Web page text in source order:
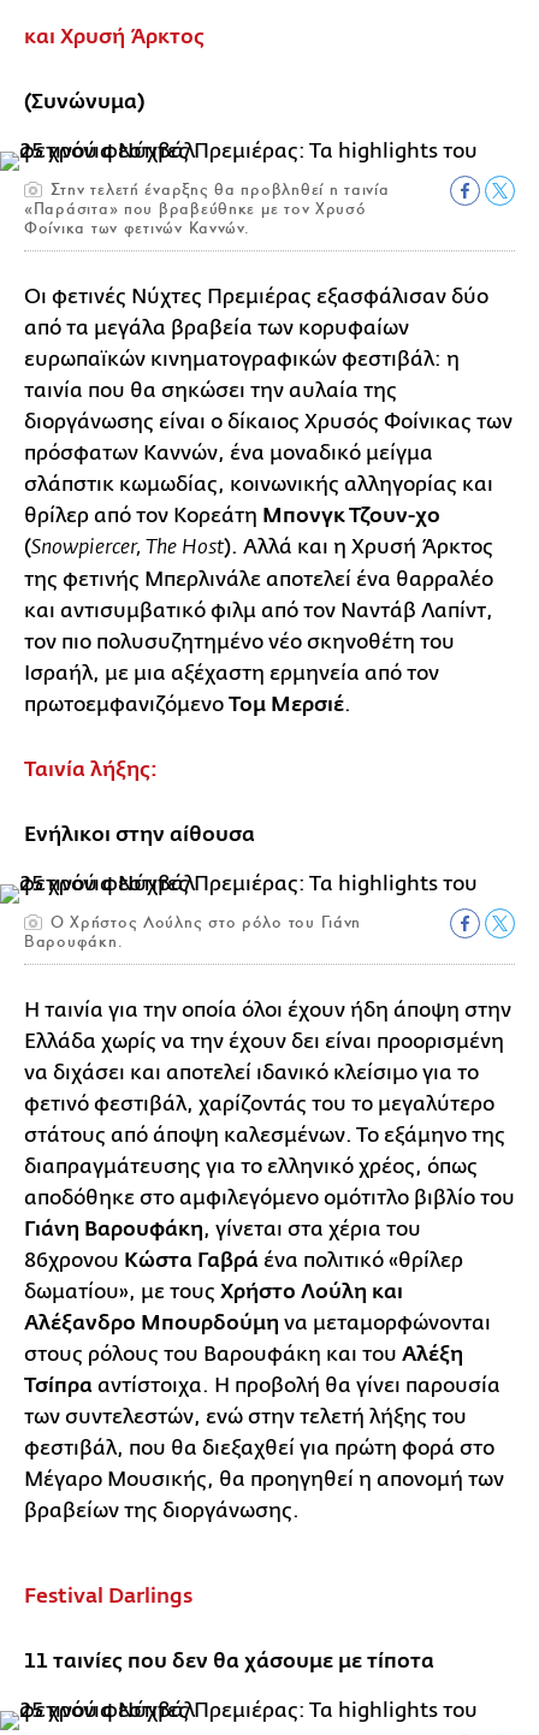
και Χρυσή Άρκτος
(Συνώνυμα)
Στην τελετή έναρξης θα προβληθεί η ταινία
«Παράσιτα» που βραβεύθηκε με τον Χρυσό
Φοίνικα των φετινών Καννών.
Οι φετινές Νύχτες Πρεμιέρας εξασφάλισαν δύο
από τα μεγάλα βραβεία των κορυφαίων
ευρωπαϊκών κινηματογραφικών φεστιβάλ: η
ταινία που θα σηκώσει την αυλαία της
διοργάνωσης είναι ο δίκαιος Χρυσός Φοίνικας των
πρόσφατων Καννών, ένα μοναδικό μείγμα
σλάπστικ κωμωδίας, κοινωνικής αλληγορίας και
θρίλερ από τον Κορεάτη Μπονγκ Τζουν-χο
(Snowpiercer, The Host). Αλλά και η Χρυσή Άρκτος
της φετινής Μπερλινάλε αποτελεί ένα θαρραλέο
και αντισυμβατικό φιλμ από τον Ναντάβ Λαπίντ,
τον πιο πολυσυζητημένο νέο σκηνοθέτη του
Ισραήλ, με μια αξέχαστη ερμηνεία από τον
πρωτοεμφανιζόμενο Τομ Μερσιέ.
Ταινία λήξης:
Ενήλικοι στην αίθουσα
O Χρήστος Λούλης στο ρόλο του Γιάνη
Βαρουφάκη.
Η ταινία για την οποία όλοι έχουν ήδη άποψη στην
Ελλάδα χωρίς να την έχουν δει είναι προορισμένη
να διχάσει και αποτελεί ιδανικό κλείσιμο για το
φετινό φεστιβάλ, χαρίζοντάς του το μεγαλύτερο
στάτους από άποψη καλεσμένων. Το εξάμηνο της
διαπραγμάτευσης για το ελληνικό χρέος, όπως
αποδόθηκε στο αμφιλεγόμενο ομότιτλο βιβλίο του
Γιάνη Βαρουφάκη, γίνεται στα χέρια του
86χρονου Κώστα Γαβρά ένα πολιτικό «θρίλερ
δωματίου», με τους Χρήστο Λούλη και
Αλέξανδρο Μπουρδούμη να μεταμορφώνονται
στους ρόλους του Βαρουφάκη και του Αλέξη
Τσίπρα αντίστοιχα. Η προβολή θα γίνει παρουσία
των συντελεστών, ενώ στην τελετή λήξης του
φεστιβάλ, που θα διεξαχθεί για πρώτη φορά στο
Μέγαρο Μουσικής, θα προηγηθεί η απονομή των
βραβείων της διοργάνωσης.
Festival Darlings
11 ταινίες που δεν θα χάσουμε με τίποτα